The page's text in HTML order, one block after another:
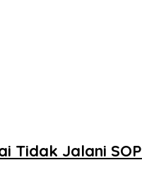
Tidak Jalani SOP